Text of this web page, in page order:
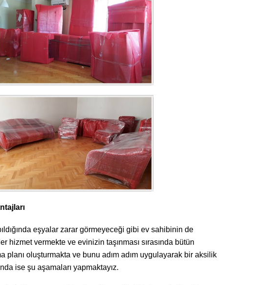
eşyalar zarar görmeyeceği gibi ev sahibinin de
hizmet vermekte ve evinizin taşınması sırasında bütün
planı oluşturmakta ve bunu adım adım uygulayarak bir aksilik
ise şu aşamaları yapmaktayız.